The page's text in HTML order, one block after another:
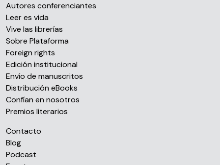
Autores conferenciantes
Leer es vida
Vive las librerías
Sobre Plataforma
Foreign rights
Edición institucional
Envío de manuscritos
Distribución eBooks
Confían en nosotros
Premios literarios
Contacto
Blog
Podcast